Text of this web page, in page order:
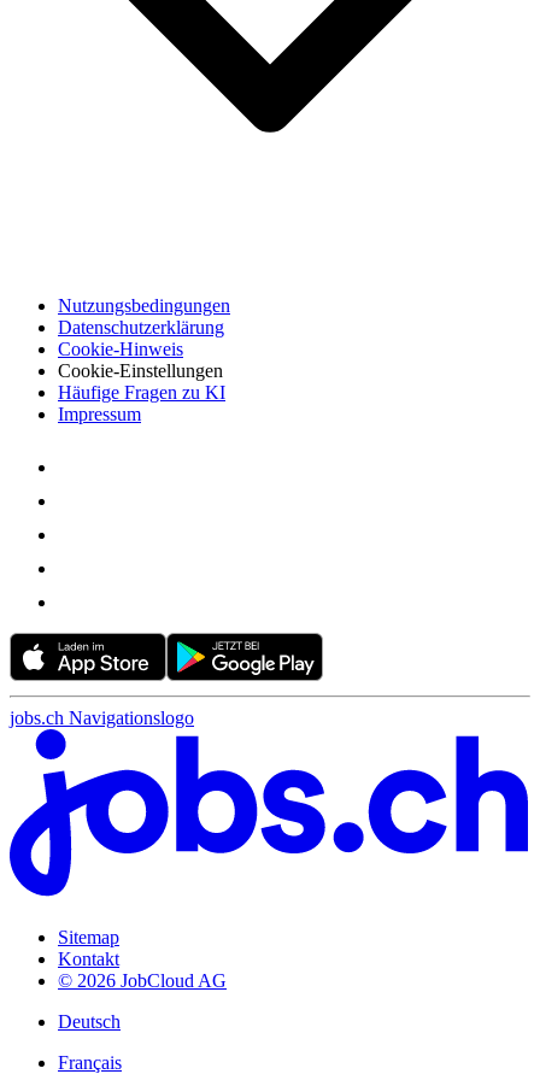
Nutzungsbedingungen
Datenschutzerklärung
Cookie-Hinweis
Cookie-Einstellungen
Häufige Fragen zu KI
Impressum
jobs.ch Navigationslogo
Sitemap
Kontakt
© 2026 JobCloud AG
Deutsch
Français